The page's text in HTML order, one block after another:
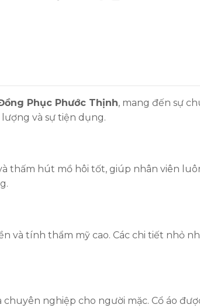
Phục Phước Thịnh, mang đến sự
và sự tiện dụng.
thấm hút mồ hôi tốt, giúp nhân viên
và tính thẩm mỹ cao. Các chi tiết nhỏ
nghiệp cho người mặc. Cổ áo